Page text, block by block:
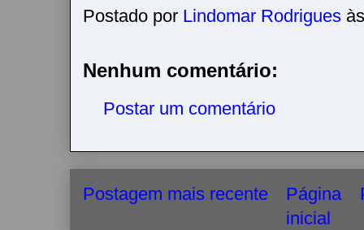
t
t
e
b
o
e
n
r
s
A
Postado por Lindomar Rodrigues
Nenhum comentário:
Postar um comentário
Postagem mais recente
Página
inicial